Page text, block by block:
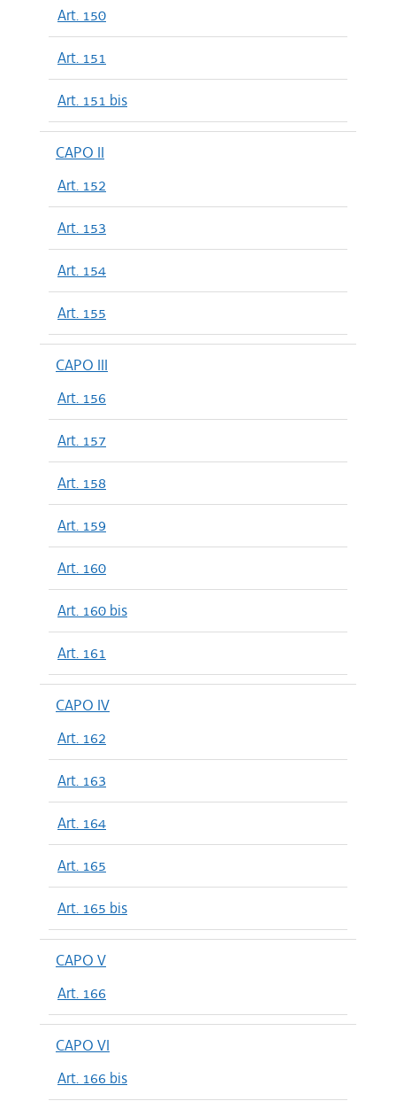
Art. 150
Art. 151
Art. 151 bis
CAPO II
Art. 152
Art. 153
Art. 154
Art. 155
CAPO III
Art. 156
Art. 157
Art. 158
Art. 159
Art. 160
Art. 160 bis
Art. 161
CAPO IV
Art. 162
Art. 163
Art. 164
Art. 165
Art. 165 bis
CAPO V
Art. 166
CAPO VI
Art. 166 bis